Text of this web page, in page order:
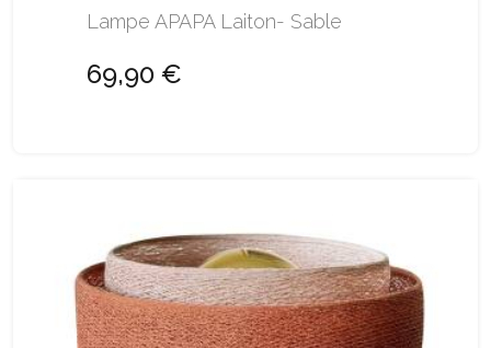
Lampe APAPA Laiton- Sable
69,90 €